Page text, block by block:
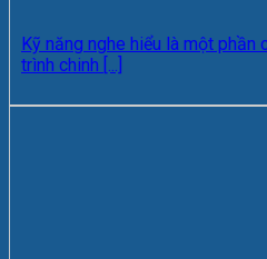
Kỹ năng nghe hiểu là một
trình chinh [...]